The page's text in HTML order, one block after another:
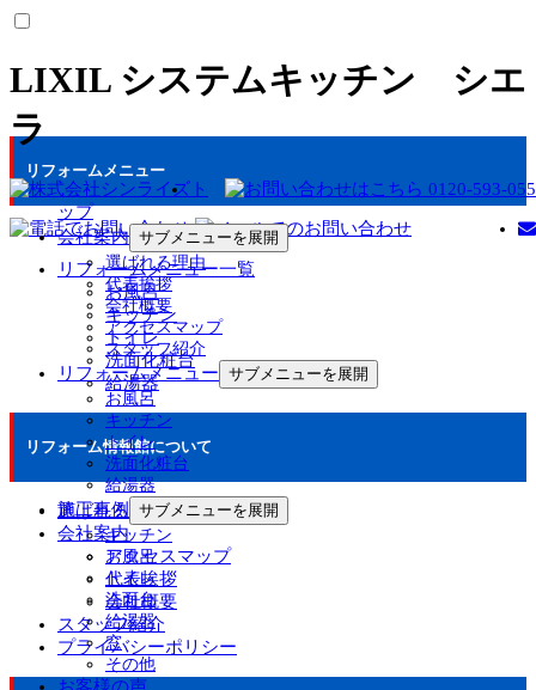
LIXIL システムキッチン シエ
ラ
ト
ップ
会社案内 サブメニューを展開
選ばれる理由
代表挨拶
会社概要
アクセスマップ
スタッフ紹介
リフォームメニュー サブメニューを展開
お風呂
キッチン
トイレ
洗面化粧台
給湯器
施工事例
サブメニューを展開
キッチン
お風呂
トイレ
洗面台
給湯器
窓
その他
リフォームメニュー
リフォームメニュー一覧
お風呂
キッチン
トイレ
洗面化粧台
給湯器
リフォーム情報館について
選ばれる理由
会社案内
アクセスマップ
代表挨拶
会社概要
スタッフ紹介
プライバシーポリシー